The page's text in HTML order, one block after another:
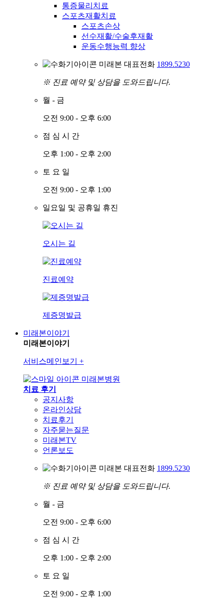
통증물리치료
스포츠재활치료
스포츠손상
선수재활/수술후재활
운동수행능력 향상
미래본 대표전화 1899.5230
※ 진료 예약 및 상담을 도와드립니다.
월 - 금
오전 9:00 - 오후 6:00
점 심 시 간
오후 1:00 - 오후 2:00
토 요 일
오전 9:00 - 오후 1:00
일요일 및 공휴일 휴진
오시는 길
진료예약
제증명발급
미래본이야기
미래본이야기
서비스메인보기 +
미래본병원
치료 후기
공지사항
온라인상담
치료후기
자주묻는질문
미래본TV
언론보도
미래본 대표전화 1899.5230
※ 진료 예약 및 상담을 도와드립니다.
월 - 금
오전 9:00 - 오후 6:00
점 심 시 간
오후 1:00 - 오후 2:00
토 요 일
오전 9:00 - 오후 1:00